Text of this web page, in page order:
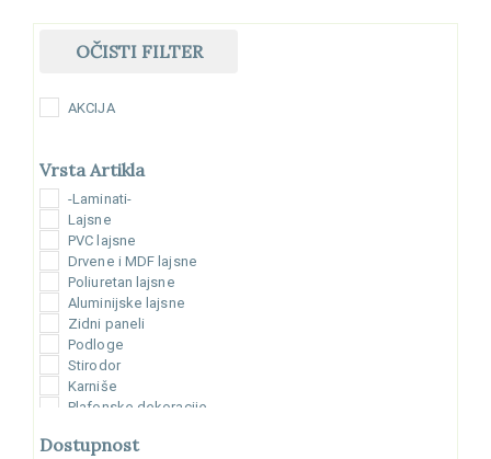
OČISTI FILTER
AKCIJA
Vrsta Artikla
-Laminati-
Lajsne
PVC lajsne
Drvene i MDF lajsne
Poliuretan lajsne
Aluminijske lajsne
Zidni paneli
Podloge
Stirodor
Karniše
Plafonske dekoracije
Pribor i ostala oprema
Dostupnost